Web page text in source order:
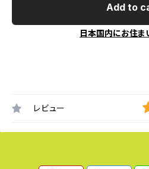
Add to
日本国内にお住ま
レビュー